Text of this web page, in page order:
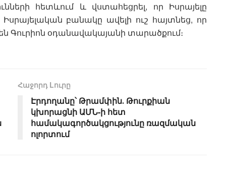
հետևում և վստահեցրել, որ Իսրայելը
բանակը ավելի ուշ հայտնեց, որ
Գուրիոն օդանավակայանի տարածքում։
Հաջորդ Lուրը
Էրդողանը՝ Թրամփին․ Թուրքիան
կխորացնի ԱՄՆ-ի հետ
համակագործակցությունը ռազմական
ոլորտում